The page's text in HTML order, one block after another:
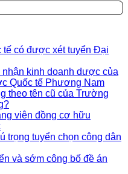
tế có được xét tuyển Đại
kinh doanh dược của
Quốc tế Phương Nam
theo tên cũ của Trường
viên đồng cơ hữu
trọng tuyển chọn công dân
và sớm công bố đề án